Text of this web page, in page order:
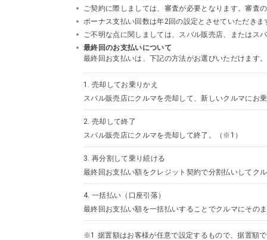
ご契約に際しましては、審査が必要となります。審査
ボーナス支払い回数は年2回の設定とさせていただきま
ご不明な点に関しましては、スバル販売店、またはス
最終回のお支払いについて
最終回お支払いは、下記の方法がお選びいただけます。
1. 売却してお乗りかえ
スバル販売店にクルマを売却して、新しいクルマにお
2. 売却して終了
スバル販売店にクルマを売却して終了。（※1）
3. 再分割して乗り続ける
最終回お支払い額をクレジット契約で分割払いしてク
4. 一括払い（口座引落）
最終回お支払い額を一括払いすることでクルマにその
据置額はお客様が任意で設定するもので、据置額